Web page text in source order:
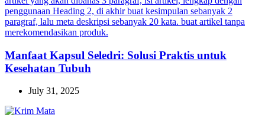
Manfaat Kapsul Seledri: Solusi Praktis untuk
Kesehatan Tubuh
July 31, 2025